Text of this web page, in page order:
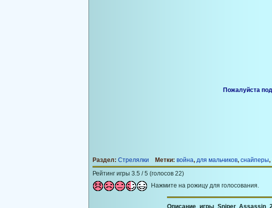
Игра начнется через 25
Раздел: Стрелялки Метки: война, для мальчиков, снайперы,
Рейтинг игры 3.5 / 5 (голосов 22)
Нажмите на рожицу для голосования.
Описание игры Sniper Assassin